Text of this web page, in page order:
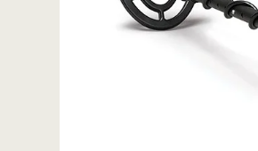
ACE